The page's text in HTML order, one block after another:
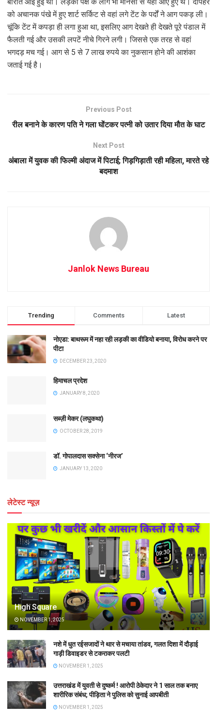
बारात आई हुई थी। लड़की पक्ष के लोग भी मानसा से यहीं आए हुए थे। दोपहर
को अचानक पंखे में हुए शार्ट सर्किट से वहां लगे टेंट के पर्दों ने आग पकड़ ली।
चूंकि टेंट में कपड़ा ही लगा हुआ था, इसलिए आग देखते ही देखते पूरे पंडाल में
फैलती गई और उसकी लपटें नीचे गिरने लगी। जिससे एक तरह से वहां
भगदड़ मच गई। आग से 5 से 7 लाख रुपये का नुकसान होने की आशंका
जताई गई है।
Previous Post
रील बनाने के कारण पति ने गला घोंटकर पत्नी को उतार दिया मौत के घाट
Next Post
अंबाला में युवक की फिल्मी अंदाज में पिटाई; गिड़गिड़ाती रही महिला, मारते रहे
बदमाश
Janlok News Bureau
Trending Comments Latest
नोएडा: बाथरूम में नहा रही लड़की का वीडियो बनाया, विरोध करने पर
पीटा
DECEMBER 23, 2020
हिमाचल प्रदेश
JANUARY 8, 2020
सब्ज़ी मेकर (लघुकथा)
OCTOBER 28, 2019
डॉ. गोपालदास सक्सेना ‘नीरज’
JANUARY 13, 2020
लेटेस्ट न्यूज़
High Square
NOVEMBER 1, 2025
नशे में धुत रईसजादों ने थार से मचाया तांडव, गलत दिशा में दौड़ाई
गाड़ी डिवाइडर से टकराकर पलटी
NOVEMBER 1, 2025
उत्तराखंड में युवती से दुष्कर्म ! आरोपी ठेकेदार ने 1 साल तक बनाए
शारीरिक संबंध; पीड़िता ने पुलिस को सुनाई आपबीती
NOVEMBER 1, 2025